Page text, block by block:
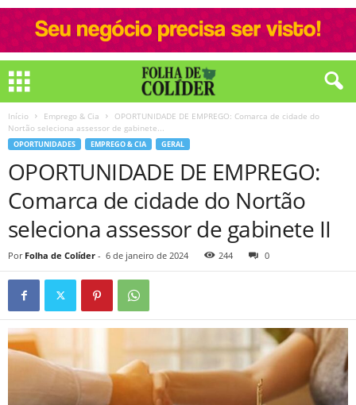
Início Emprego & Cia
OPORTUNIDADE DE EMPREGO: Comarca de cidade do
Nortão seleciona assessor de gabinete...
OPORTUNIDADES EMPREGO & CIA GERAL
OPORTUNIDADE DE EMPREGO:
Comarca de cidade do Nortão
seleciona assessor de gabinete II
Por Folha de Colíder - 6 de janeiro de 2024 244 0